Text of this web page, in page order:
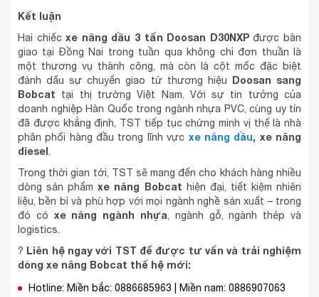
Kết luận
Hai chiếcxe nâng dầu 3 tấn Doosan D30NXPđược bàn
giao tại Đồng Nai trong tuần qua không chỉ đơn thuần là
một thương vụ thành công, mà còn là cột mốc đặc biệt
đánh dấu sự chuyển giao từ thương hiệu Doosan sang
Bobcat tại thị trường Việt Nam. Với sự tin tưởng của
doanh nghiệp Hàn Quốc trong ngành nhựa PVC, cùng uy tín
đã được khẳng định, TST tiếp tục chứng minh vị thế là nhà
phân phối hàng đầu trong lĩnh vực xe nâng dầu, xe nâng
diesel
Trong thời gian tới, TST sẽ mang đến cho khách hàng nhiều
dòng sản phẩmxe nâng Bobcat hiện đại, tiết kiệm nhiên
liệu, bền bỉ và phù hợp với mọi ngành nghề sản xuất – trong
đó có xe nâng ngành nhựa , ngành gỗ, ngành thép và
logistics.
? Liên hệ ngay với TST để được tư vấn và trải nghiệm
dòng xe nâng Bobcat thế hệ mới:
Hotline: Miền bắc: 0886685963 | Miền nam: 0886907063